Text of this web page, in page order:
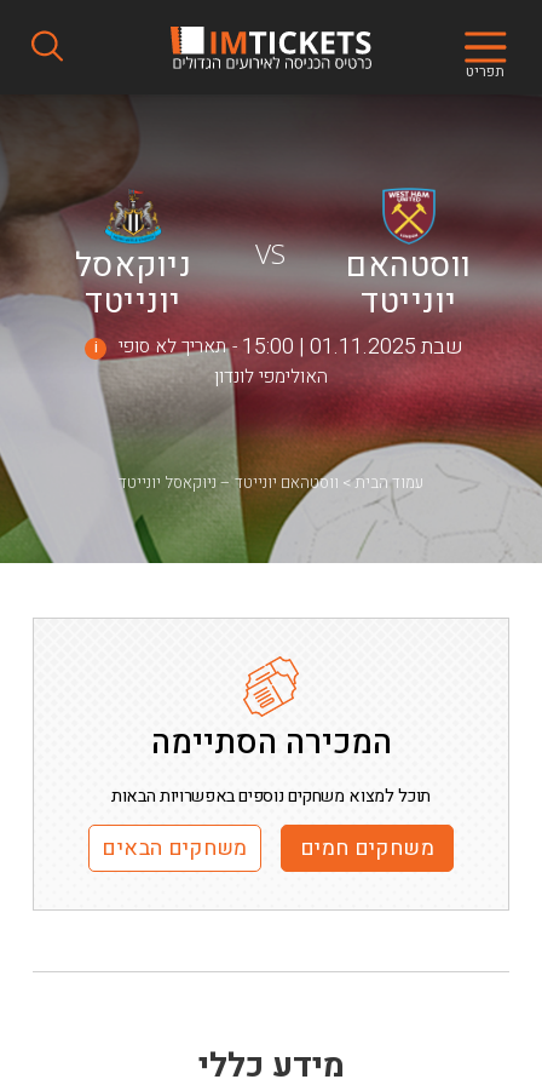
תפריט
ווסטהאם
יונייטד
VS ניוקאסל
יונייטד
שבת 01.11.2025 | 15:00 תאריך לא סופי i
האולימפי לונדון
ווסטהאם יונייטד – ניוקאסל יונייטד עמוד הבית
המכירה הסתיימה
תוכל למצוא משחקים נוספים באפשרויות הבאות
משחקים חמים משחקים הבאים
מידע כללי